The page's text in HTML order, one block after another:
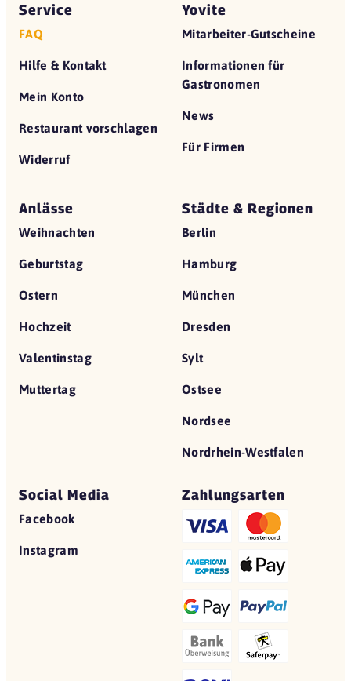
Service
FAQ
Hilfe & Kontakt
Mein Konto
Restaurant vorschlagen
Widerruf
Yovite
Mitarbeiter-Gutscheine
Informationen für
Gastronomen
News
Für Firmen
Anlässe
Weihnachten
Geburtstag
Ostern
Hochzeit
Valentinstag
Muttertag
Städte & Regionen
Berlin
Hamburg
München
Dresden
Sylt
Ostsee
Nordsee
Nordrhein-Westfalen
Social Media
Facebook
Instagram
Zahlungsarten